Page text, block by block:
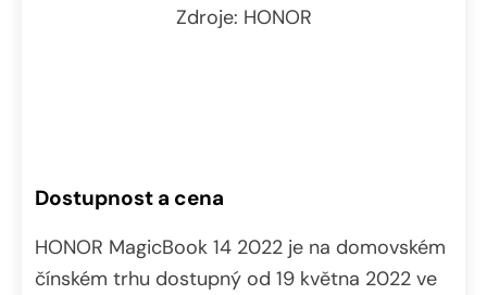
Zdroje: HONOR
Dostupnost a cena
HONOR MagicBook 14 2022 je na domovském
čínském trhu dostupný od 19 května 2022 ve